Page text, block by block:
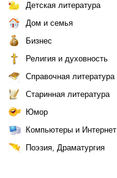
Детская литература
Дом и семья
Бизнес
Религия и духовность
Справочная литература
Старинная литература
Юмор
Компьютеры и Интернет
Поэзия, Драматургия